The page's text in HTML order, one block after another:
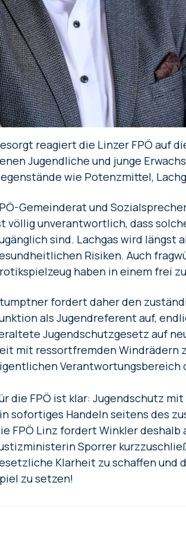
reagiert die Linzer FPÖ auf
Jugendliche und junge
wie Potenzmittel,
Gemeinderat und
völlig unverantwortlich, dass
sind. Lachgas wird längst
Risiken. Auch
haben in einem frei
fordert daher den
als Jugendreferent auf,
Jugendschutzgesetz auf
mit ressortfremden Windrädern
Verantwortungsbereich
die FPÖ ist klar: Jugendschutz
sofortiges Handeln seitens des
FPÖ Linz fordert Winkler
Sporrer
Klarheit zu schaffen und
zu setzen!